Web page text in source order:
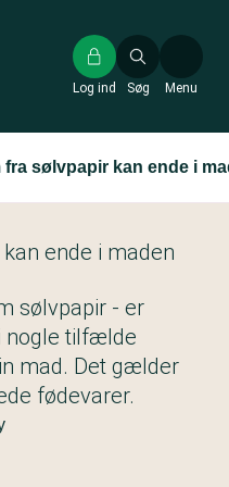
Søg
Log ind Menu
sølvpapir kan ende i
ende i maden
sølvpapir - er
nogle tilfælde
mad. Det gælder
fødevarer.